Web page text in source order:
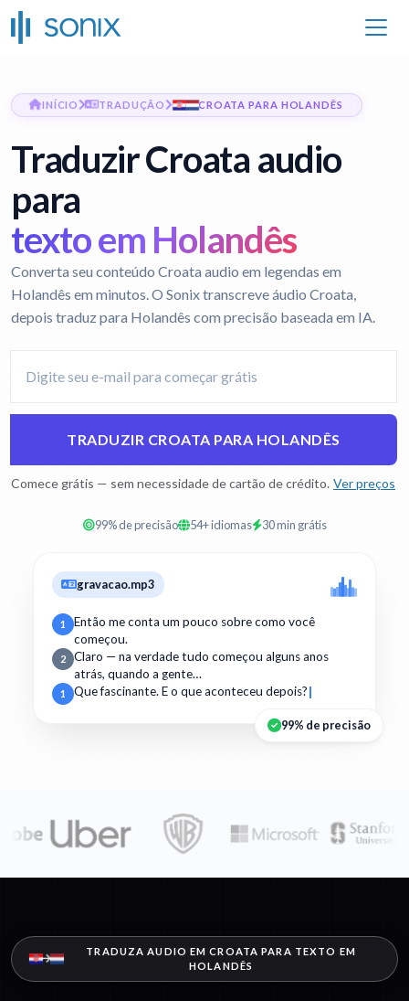
INÍCIO TRADUÇÃO CROATA PARA HOLANDÊS
Traduzir Croata audio
para
texto em Holandês
Converta seu conteúdo Croata audio em legendas em
Holandês em minutos. O Sonix transcreve áudio Croata,
depois traduz para Holandês com precisão baseada em IA.
TRADUZIR CROATA PARA HOLANDÊS
Comece grátis — sem necessidade de cartão de crédito. Ver preços
99% de precisão 54+ idiomas 30 min grátis
gravacao.mp3
1
Então me conta um pouco sobre como você
começou.
2
Claro — na verdade tudo começou alguns anos
atrás, quando a gente…
1 Que fascinante. E o que aconteceu depois?
99% de precisão
TRADUZA AUDIO EM CROATA PARA TEXTO EM
HOLANDÊS